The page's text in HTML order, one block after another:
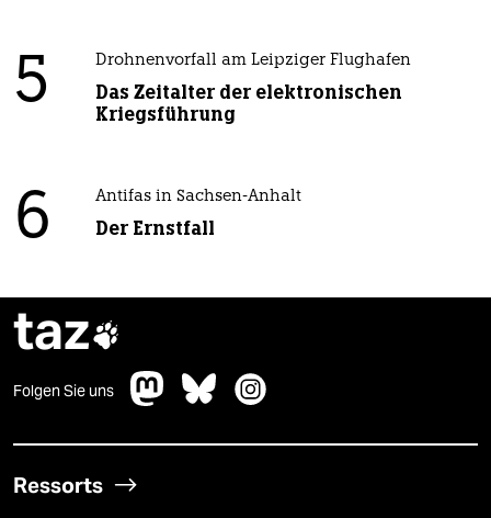
5 Drohnenvorfall am Leipziger Flughafen
Das Zeitalter der elektronischen
Kriegsführung
6 Antifas in Sachsen-Anhalt
Der Ernstfall
taz
Folgen Sie uns
Ressorts